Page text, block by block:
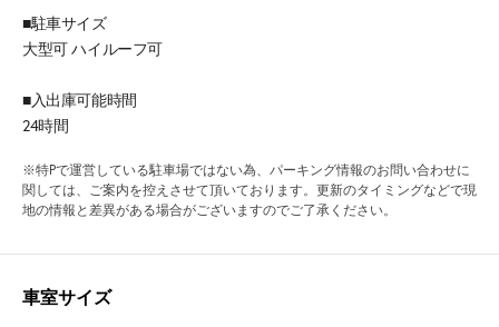
■駐車サイズ
大型可 ハイルーフ可
■入出庫可能時間
24時間
※特Pで運営している駐車場ではない為、パーキング情報のお問い合わせに
関しては、ご案内を控えさせて頂いております。更新のタイミングなどで現
地の情報と差異がある場合がございますのでご了承ください。
車室サイズ